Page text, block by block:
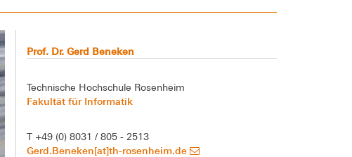
Prof. Dr. Gerd Beneken
Technische Hochschule Rosenheim
Fakultät für Informatik
T +49 (0) 8031 / 805 - 2513
Gerd.Beneken[at]th-rosenheim.de